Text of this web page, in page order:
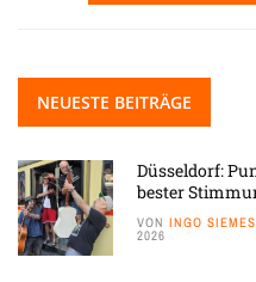
NEUESTE BEITRÄGE
Düsseldorf:
bester
VON INGO
2026